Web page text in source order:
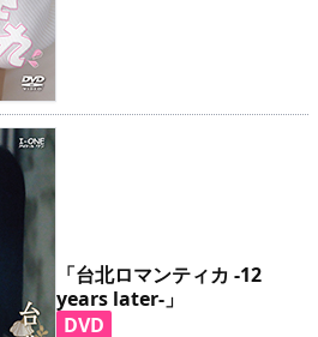
「台北ロマンティカ -12
years later-」
DVD